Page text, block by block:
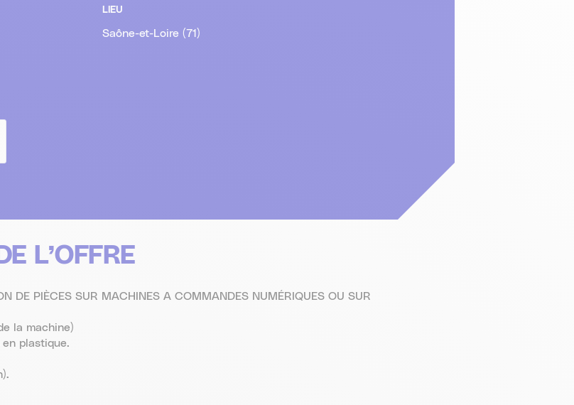
LIEU
Saône-et-Loire (71)
L’OFFRE
DE PIÈCES SUR MACHINES A COMMANDES NUMÉRIQUES OU SUR
la machine)
plastique.